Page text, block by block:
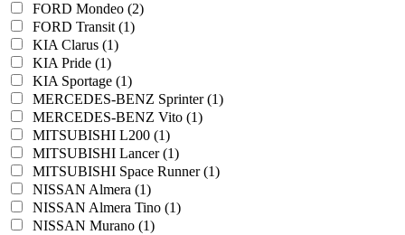
FORD Mondeo (2)
FORD Transit (1)
KIA Clarus (1)
KIA Pride (1)
KIA Sportage (1)
MERCEDES-BENZ Sprinter (1)
MERCEDES-BENZ Vito (1)
MITSUBISHI L200 (1)
MITSUBISHI Lancer (1)
MITSUBISHI Space Runner (1)
NISSAN Almera (1)
NISSAN Almera Tino (1)
NISSAN Murano (1)